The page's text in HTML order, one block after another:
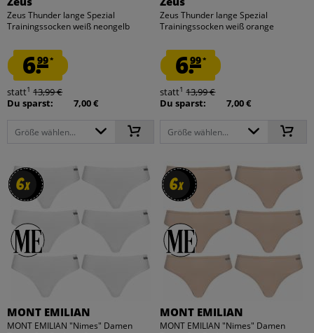
Zeus Thunder lange Spezial
Trainingssocken weiß neongelb
6.99*
statt1 13,99 €
Du sparst:
7,00 €
Größe wählen...
Zeus Thunder lange Spezial
Trainingssocken weiß orange
6.99*
statt1 13,99 €
Du sparst:
7,00 €
Größe wählen...
6x
6x
MONT EMILIAN
MONT EMILIAN "Nimes" Damen
6x
6x
MONT EMILIAN
MONT EMILIAN "Nimes" Damen